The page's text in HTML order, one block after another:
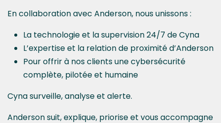
En collaboration avec Anderson, nous unissons :
La technologie et la supervision 24/7 de Cyna
L’expertise et la relation de proximité d’Anderson
Pour offrir à nos clients une cybersécurité
complète, pilotée et humaine
Cyna surveille, analyse et alerte.
Anderson suit, explique, priorise et vous accompagne